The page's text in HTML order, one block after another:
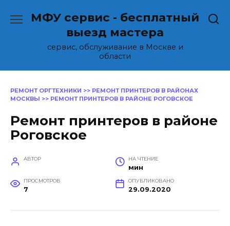
МФУ сервис - бесплатный
выезд мастера
сервис, обслуживание в Москве и
области
РЕМОНТ ОРГТЕХНИКИ >> РЕМОНТ ПРИНТЕРОВ В РАЙОНАХ
МОСКВЫ >> РЕМОНТ ПРИНТЕРОВ В РАЙОНЕ РОГОВСКОЕ
Ремонт принтеров в районе
Роговское
АВТОР НА ЧТЕНИЕ
мин
ПРОСМОТРОВ
7
ОПУБЛИКОВАНО
29.09.2020